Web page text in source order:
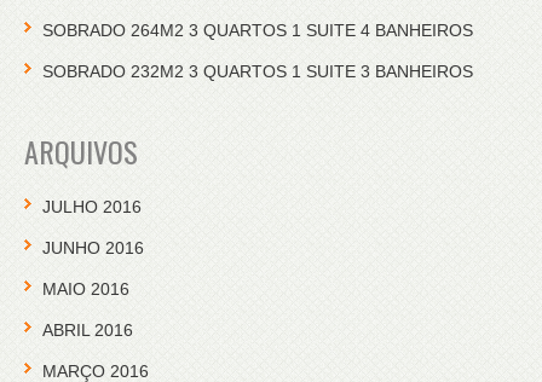
SOBRADO 264M2 3 QUARTOS 1 SUITE 4 BANHEIROS
SOBRADO 232M2 3 QUARTOS 1 SUITE 3 BANHEIROS
ARQUIVOS
JULHO 2016
JUNHO 2016
MAIO 2016
ABRIL 2016
MARÇO 2016